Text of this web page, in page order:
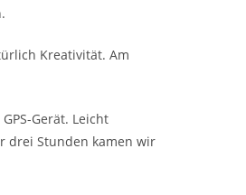
Kreativität. Am
Gerät. Leicht
drei Stunden kamen wir